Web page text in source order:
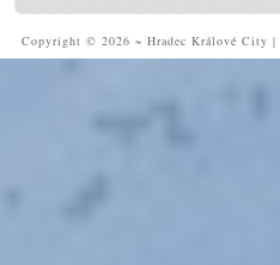
Copyright © 2026 ~ Hradec Králové City |